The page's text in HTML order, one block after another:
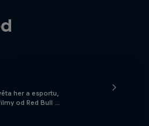
her a esportu,
od Red Bull …